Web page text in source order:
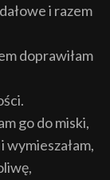
i razem
doprawiłam
go do miski,